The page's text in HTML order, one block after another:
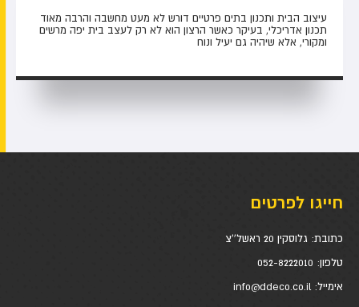
עיצוב הבית ותכנון בתים פרטיים דורש לא מעט מחשבה והרבה מאוד
תכנון אדריכלי, בעיקר כאשר הרצון הוא לא רק לעצב בית יפה מרשים
ומקורי, אלא שיהיה גם יעיל ונוח
חייגו לפרטים
כתובת: גלוסקין 20 ראשל''צ
טלפון: 052-8222010
אימייל:info@ddeco.co.il